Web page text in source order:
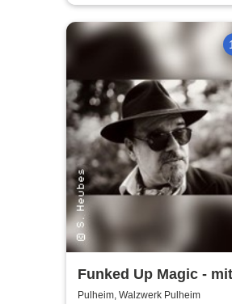
Funked Up Magic -
Heubes & Band
Pulheim, Walzwerk Pulheim